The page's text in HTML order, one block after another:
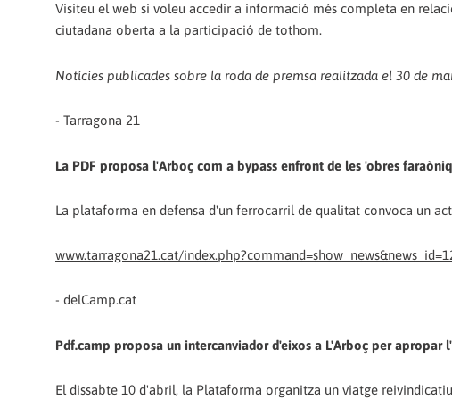
Visiteu el web si voleu accedir a informació més completa en
ciutadana oberta a la participació de tothom.
Notícies publicades sobre la roda de premsa realitzada el 30 de
- Tarragona 21
La PDF proposa l'Arboç com a bypass enfront de les 'obres
La plataforma en defensa d'un ferrocarril de qualitat convoca un
www.tarragona21.cat/
- delCamp.cat
Pdf.camp proposa un intercanviador d'eixos a L'Arboç per apropar
El dissabte 10 d'abril, la Plataforma organitza un viatge